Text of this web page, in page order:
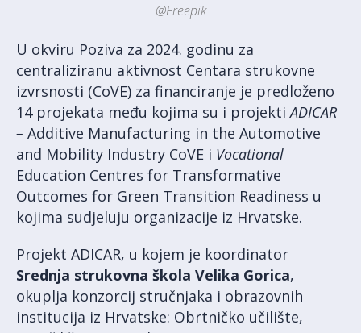
@Freepik
U okviru Poziva za 2024. godinu za
centraliziranu aktivnost Centara strukovne
izvrsnosti (CoVE) za financiranje je predloženo
14 projekata među kojima su i projektiADICAR
– Additive Manufacturing in the Automotive
and Mobility Industry CoVE i Vocational
Education Centres for Transformative
Outcomes for Green Transition Readiness u
kojima sudjeluju organizacije iz Hrvatske.
Projekt ADICAR, u kojem je koordinator
Srednja strukovna škola Velika Gorica,
okuplja konzorcij stručnjaka i obrazovnih
institucija iz Hrvatske: Obrtničko učilište,